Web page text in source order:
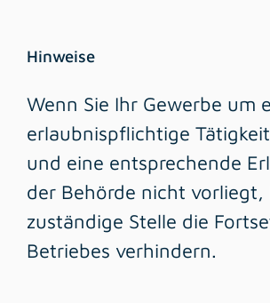
Hinweise
Wenn Sie Ihr Gewerbe um
erlaubnispflichtige
und eine entsprechende
der Behörde nicht vorliegt,
zuständige Stelle die
Betriebes verhindern.